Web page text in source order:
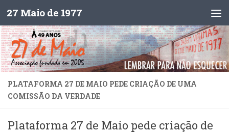
Skip to content
27 Maio de 1977
PLATAFORMA 27 DE MAIO PEDE CRIAÇÃO DE UMA
COMISSÃO DA VERDADE
Plataforma 27 de Maio pede criação de